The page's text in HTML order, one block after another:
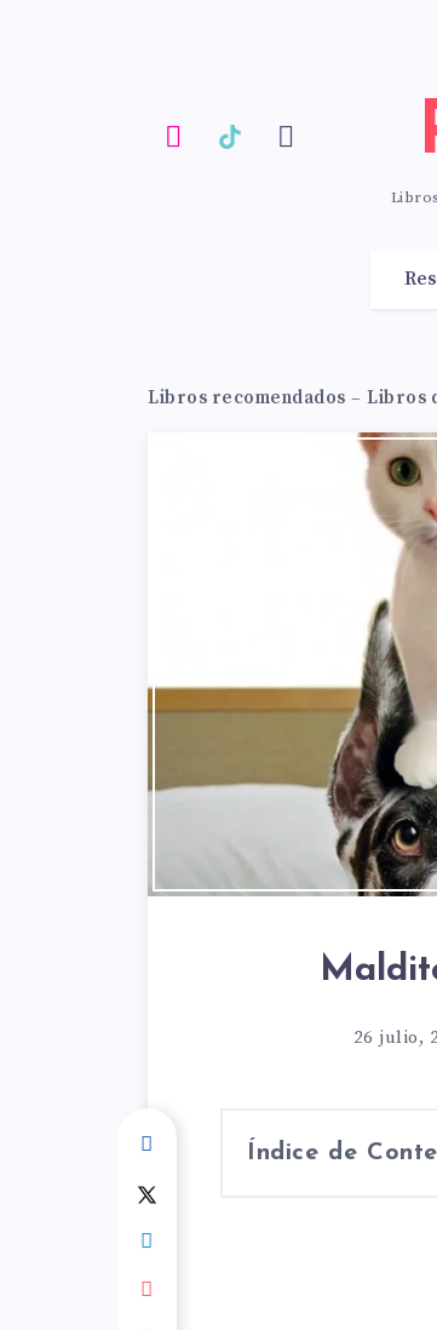
Libros recomendados – Libros
26 julio,
Índice de